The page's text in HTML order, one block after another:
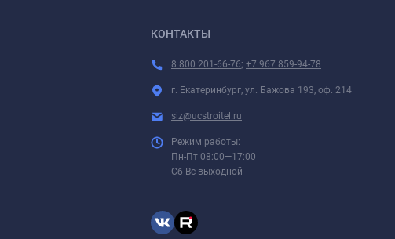
КОНТАКТЫ
8 800 201-66-76; +7 967 859-94-78
г. Екатеринбург, ул. Бажова 193, оф. 214
siz@ucstroitel.ru
Режим работы:
Пн-Пт 08:00—17:00
Сб-Вс выходной